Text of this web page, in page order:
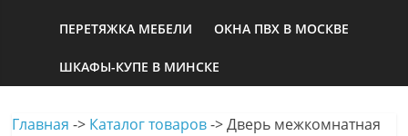
ПЕРЕТЯЖКА МЕБЕЛИ ОКНА ПВХ В МОСКВЕ
ШКАФЫ-КУПЕ В МИНСКЕ
Главная -> Каталог товаров->Дверь межкомнатная